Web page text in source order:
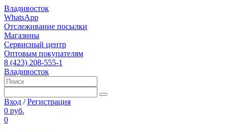
Владивосток
WhatsApp
Отслеживание посылки
Магазины
Сервисный центр
Оптовым покупателям
8 (423) 208-555-1
Владивосток
Вход /Регистрация
0 руб.
0